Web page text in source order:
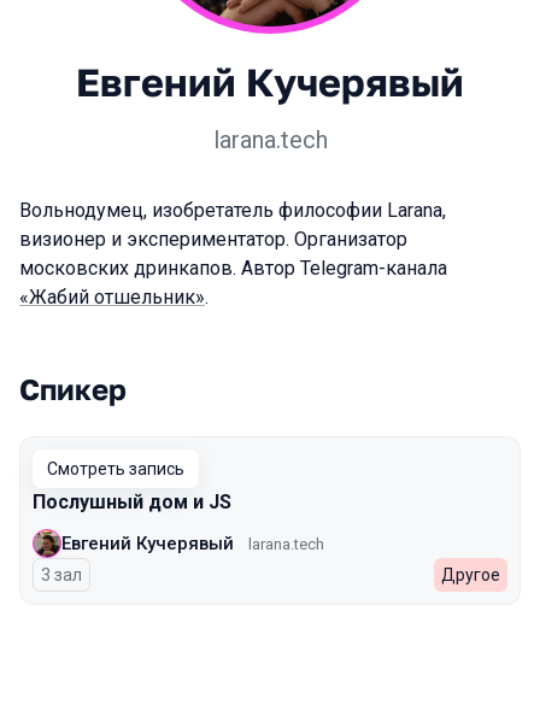
Евгений Кучерявый
larana.tech
Вольнодумец, изобретатель философии Larana,
визионер и экспериментатор. Организатор
московских дринкапов. Автор Telegram-канала
«Жабий отшельник».
Выступления в сезоне 2026 Spring
Спикер
Смотреть запись
Послушный дом и JS
Евгений Кучерявый larana.tech
3 зал Другое